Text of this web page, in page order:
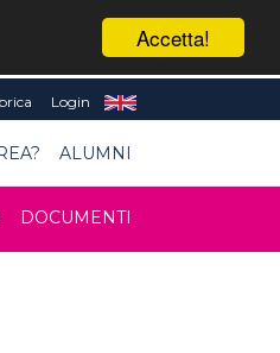
Accetta!
Login
ALUMNI
DOCUMENTI